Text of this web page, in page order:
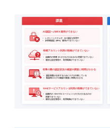
課題
AD認証へのMFA適用ができない
NHI(サービスアカウント)利用の制御ができていない
特権アカウント利用の制御ができていない
有事の際の認証状況の確認や調査に時間がかかる
• レガシーシステムや AD認証を利用中
•
多要素認証 (MFA) 適用ができていない
• 組織内の特権 ID がどれだけあるのか把握できていない
•
適切な設定管理や、利用制御ができていない
•
認証基盤が点在するためにログが分散している
•
緊急時のログの確認や調査に時間がかかる
• 組織内の NHIやAIエージェントがどれだけあるのか
把握できていない
•
適切な設定管理や、利用制御ができていない